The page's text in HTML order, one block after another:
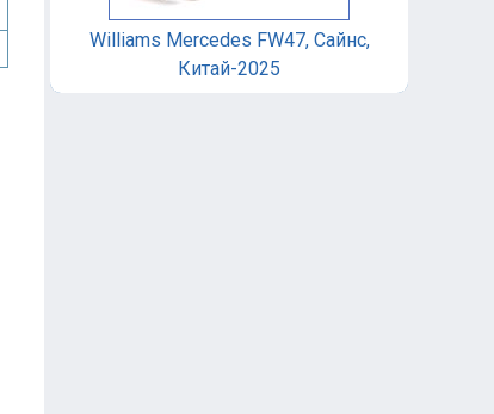
Williams Mercedes FW47, Сайнс,
Китай-2025